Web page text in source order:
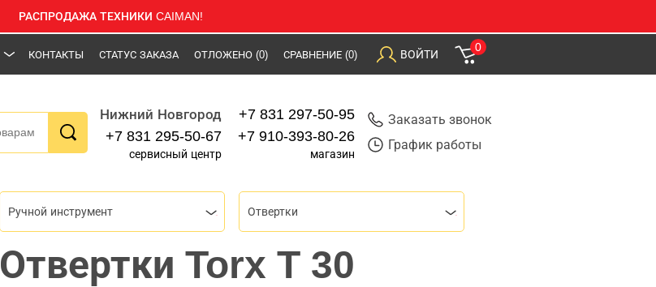
РАСПРОДАЖА ТЕХНИКИ CAIMAN!
КОНТАКТЫ СТАТУС ЗАКАЗА ОТЛОЖЕНО (0) СРАВНЕНИЕ (0) ВОЙТИ
0
Нижний Новгород
+7 831 295-50-67
сервисный центр
+7 831 297-50-95
+7 910-393-80-26
магазин
Заказать звонок
График работы
Ручной инструмент Отвертки
Отвертки Torx T 30